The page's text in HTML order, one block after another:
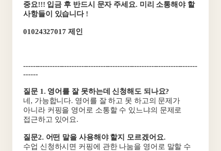
중요!!! 입금 후 반드시 문자 주세요. 미리 소통해야 할
사항들이 있습니다 !
01024327017 제인
------------------------------------------------------------------------
------
질문 1. 영어를 잘 못하는데 신청해도 되나요?
네, 가능합니다. 영어를 잘 하고 못 하고의 문제가
아니라 커핑을 영어로 소통할 수 있느냐의 문제로
접근하고 있어요.
질문2. 어떤 말을 사용해야 할지 모르겠어요.
수업 신청하시면 커핑에 관한 나눔을 영어로 말할 수